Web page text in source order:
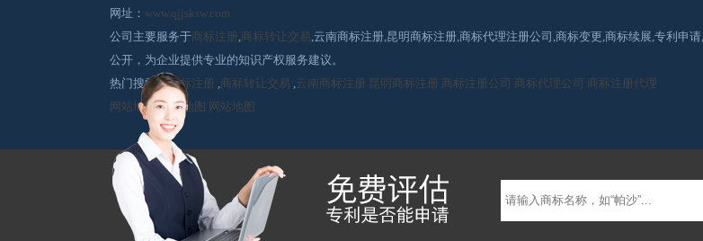
网址： www.qjjsksw.com
公司主要服务于商标注册 ,商标转让交易,云南商标注册,昆明商标注册,商标代理注册公司,商标变更,商标续展,专利申
公开，为企业提供专业的知识产权服务建议。
热门搜索：商标注册 ,商标转让交易 ,云南商标注册 昆明商标注册 商标注册公司 商标代理公司 商标注册代理
网站地图 网站地图 网站地图